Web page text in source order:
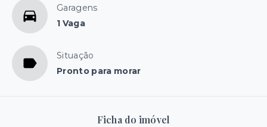
Garagens
1 Vaga
Situação
Pronto para morar
Ficha do imóvel